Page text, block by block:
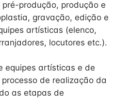
produção, produção e
gravação, edição e
artísticas (elenco,
locutores etc.).
equipes artísticas e de
de realização da
as etapas de